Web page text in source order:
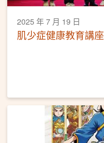
2025 年 7 月 19 日
肌少症健康教育講座